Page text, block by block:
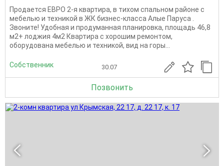
Продается ЕВРО 2-я квартира, в тихом спальном районе с
мебелью и техникой в ЖК бизнес-класса Алые Паруса .
Звоните! Удобная и продуманная планировка, площадь 46,8
м2+ лоджия 4м2 Квартира с хорошим ремонтом,
оборудована мебелью и техникой, вид на горы...
Собственник 30.07
Позвонить